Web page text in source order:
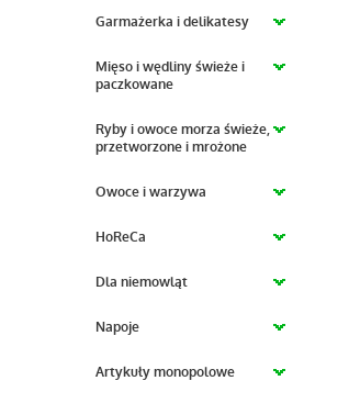
Garmażerka i delikatesy
Mięso i wędliny świeże i
paczkowane
Ryby i owoce morza świeże,
przetworzone i mrożone
Owoce i warzywa
HoReCa
Dla niemowląt
Napoje
Artykuły monopolowe